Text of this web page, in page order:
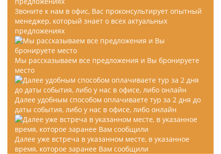
Звоните к нам в офис, Вас проконсультирует опытный
менеджер, который знает о всех актуальных
предложениях
Мы рассказываем все предложения и Вы бронируете
место
Далее удобным способом оплачиваете тур за 2 дня до
даты события, либо у нас в офисе, либо онлайн
Далее уже встреча в указанном месте, в указанное
время, которое заранее Вам сообщили